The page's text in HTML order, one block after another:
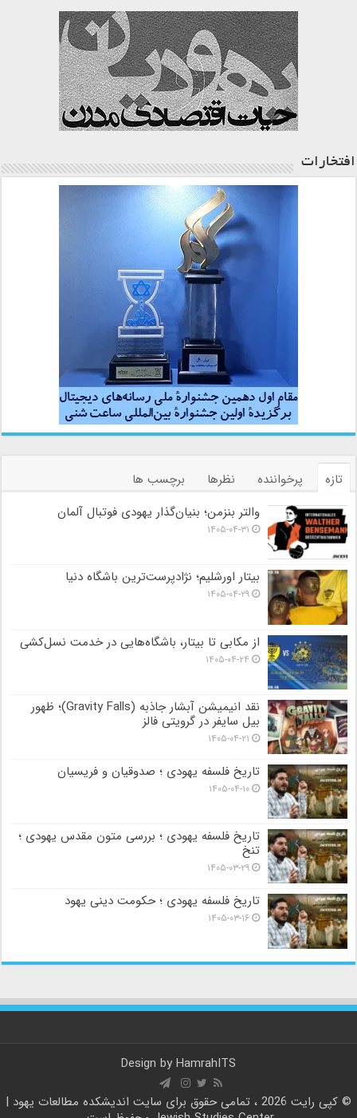
افتخارات
تازه پرخواننده نظرها
برچسب ها
والتر بنزمن؛ بنیان‌گذار یهودی فوتبال آلمان
۱۴۰۵-۰۴-۳۱
بیتار اورشلیم؛ نژادپرست‌ترین باشگاه دنیا
۱۴۰۵-۰۴-۲۹
از مکابی تا بیتار، باشگاه‌هایی در خدمت نسل‌کشی
۱۴۰۵-۰۴-۲۴
نقد انیمیشن آبشار جاذبه (Gravity Falls)؛ ظهور
بیل سایفر در گرویتی فالز
۱۴۰۵-۰۴-۲۱
تاریخ فلسفه یهودی ؛ صدوقیان و فریسیان
۱۴۰۵-۰۴-۱۰
تاریخ فلسفه یهودی ؛ بررسی متون مقدس یهودی ؛
تنخ
۱۴۰۵-۰۳-۲۹
تاریخ فلسفه یهودی ؛ حکومت دینی یهود
۱۴۰۵-۰۳-۱۶
Design by HamrahITS
© کپی رایت 2026 ، تمامی حقوق برای سایت
اندیشکده مطالعات یهود |